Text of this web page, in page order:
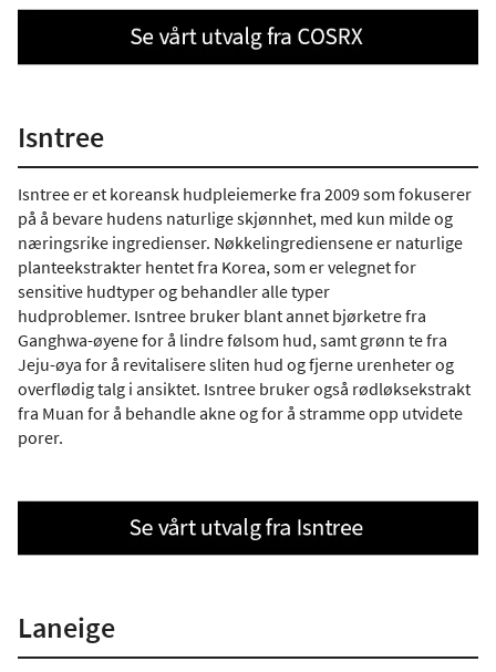
Isntree
Isntree er et koreansk hudpleiemerke fra 2009 som fokuserer
på å bevare hudens naturlige skjønnhet, med kun milde og
næringsrike ingredienser. Nøkkelingrediensene er naturlige
planteekstrakter hentet fra Korea, som er velegnet for
sensitive hudtyper og behandler alle typer
hudproblemer. Isntree bruker blant annet bjørketre fra
Ganghwa-øyene for å lindre følsom hud, samt grønn te fra
Jeju-øya for å revitalisere sliten hud og fjerne urenheter og
overflødig talg i ansiktet. Isntree bruker også rødløksekstrakt
fra Muan for å behandle akne og for å stramme opp utvidete
porer.
Laneige